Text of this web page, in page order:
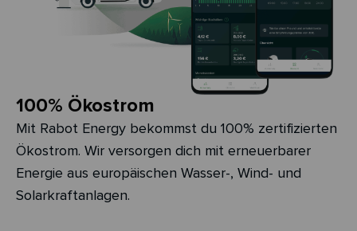
100% Ökostrom
Mit Rabot Energy bekommst du 100% zertifizierten
Ökostrom. Wir versorgen dich mit erneuerbarer
Energie aus europäischen Wasser-, Wind- und
Solarkraftanlagen.